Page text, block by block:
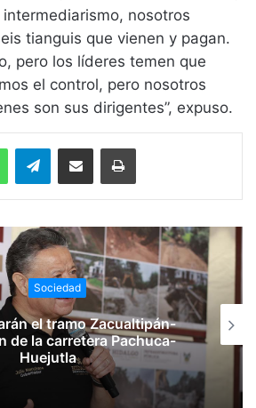
nosotros
tianguis que vienen y pagan.
pero los líderes temen que
el control, pero nosotros
son sus dirigentes”, expuso.
WhatsAppTelegramCompartir vía email Imprimir
Sociedad
el tramo Zacualtipán-
de la carretera Pachuca-
Huejutla